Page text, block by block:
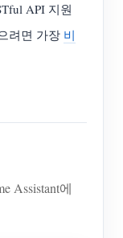
API 지원
려면 가장 비
Assistant에